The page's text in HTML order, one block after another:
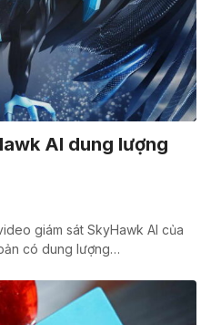
AI dung lượng
giám sát SkyHawk AI của
có dung lượng…